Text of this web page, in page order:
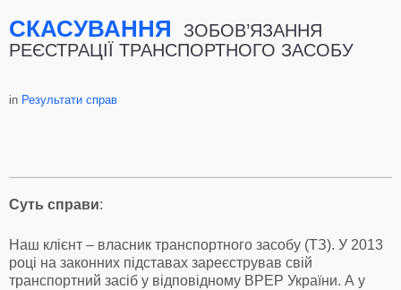
СКАСУВАННЯ
ЗОБОВ’ЯЗАННЯ
РЕЄСТРАЦІЇ ТРАНСПОРТНОГО ЗАСОБУ
in Результати справ
Суть справи:
Наш клієнт – власник транспортного засобу (ТЗ). У 2013
році на законних підставах зареєстрував свій
транспортний засіб у відповідному ВРЕР України. А у